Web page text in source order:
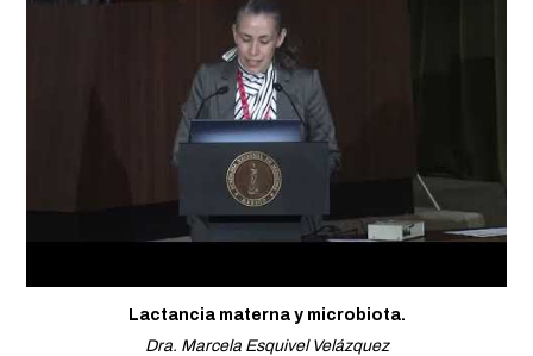
Lactancia materna y microbiota.
Dra. Marcela Esquivel Velázquez